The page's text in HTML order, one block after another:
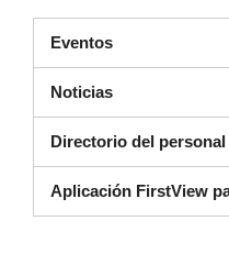
Eventos
Noticias
Directorio del personal
Aplicación FirstView